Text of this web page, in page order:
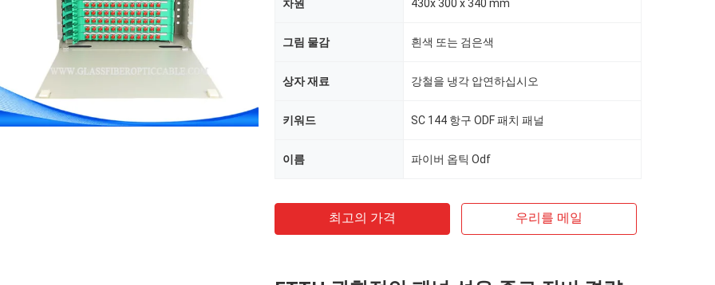
차원 430x 300 x 340 mm
그림 물감 흰색 또는 검은색
상자 재료 강철을 냉각 압연하십시오
키워드 SC 144 항구 ODF 패치 패널
이름 파이버 옵틱 Odf
최고의 가격 우리를 메일